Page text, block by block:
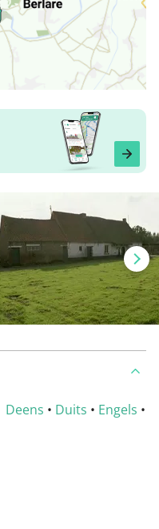
Deens • Duits • Engels •